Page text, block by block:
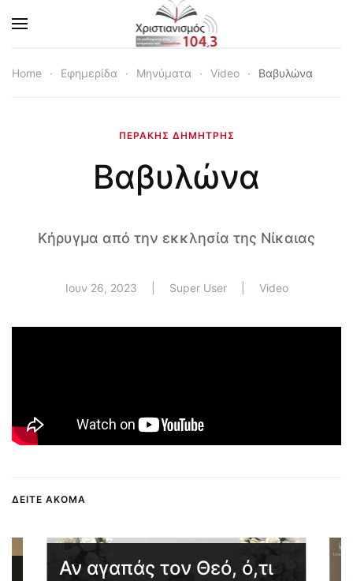
Skip to main content
Home Εφημερίδα Μηνύματα Video Βαβυλώνα
ΠΕΡΆΚΗΣ ΔΗΜΉΤΡΗΣ
Βαβυλώνα
Κήρυγμα από την εκκλησία της Νίκαιας
Ιουν 26, 2023 | Super User | Video
ΔΕΙΤΕ ΑΚΟΜΑ
Αν αγαπάς τον Θεό, ό,τι